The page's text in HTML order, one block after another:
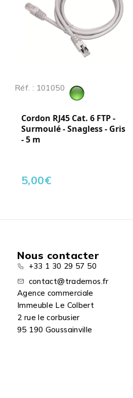
Réf. : 101050
Cordon RJ45 Cat. 6 FTP -
Surmoulé - Snagless - Gris
- 5 m
5,00€
Nous contacter
+33 1 30 29 57 50
contact@trademos.fr
Agence commerciale
Immeuble Le Colbert
2 rue le corbusier
95 190 Goussainville